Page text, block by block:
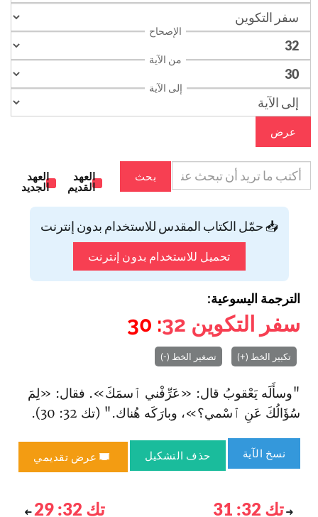
الإصحاح
من الآية
إلى الآية
عرض
بحث
العهد
القديم
العهد
الجديد
📥 حمّل الكتاب المقدس للاستخدام بدون إنترنت
تحميل للاستخدام بدون إنترنت
الترجمة اليسوعية:
سفر التكوين 32
: 30
تكبير الخط (+) تصغير الخط (-)
"وسأَلَه يَعْقوبُ قال: «عَرِّفْني ٱسمَكَ». فقال: «لِمَ
سُؤَالُكَ عَنِ ٱسْمي؟»، وبارَكَه هُناك." (تك 32: 30).
نسخ الآية حذف التشكيل عرض تقديمي
تك 32: 31 تك 32: 29